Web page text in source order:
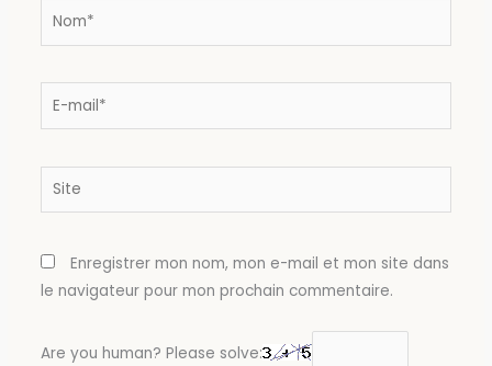
Nom*
E-
Site
Enregistrer mon nom, mon e-mail et mon site dans
le navigateur pour mon prochain commentaire.
Are you human? Please solve: